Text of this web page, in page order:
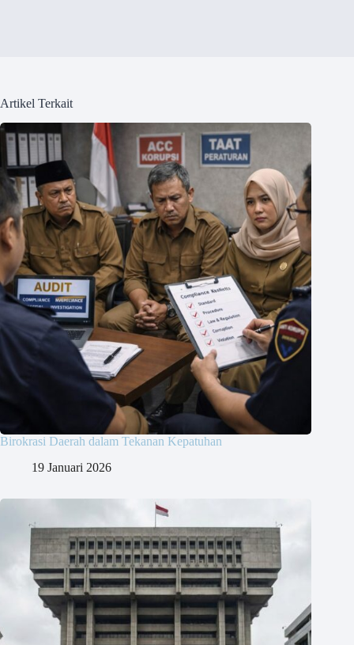
Artikel Terkait
Birokrasi Daerah dalam Tekanan Kepatuhan
19 Januari 2026